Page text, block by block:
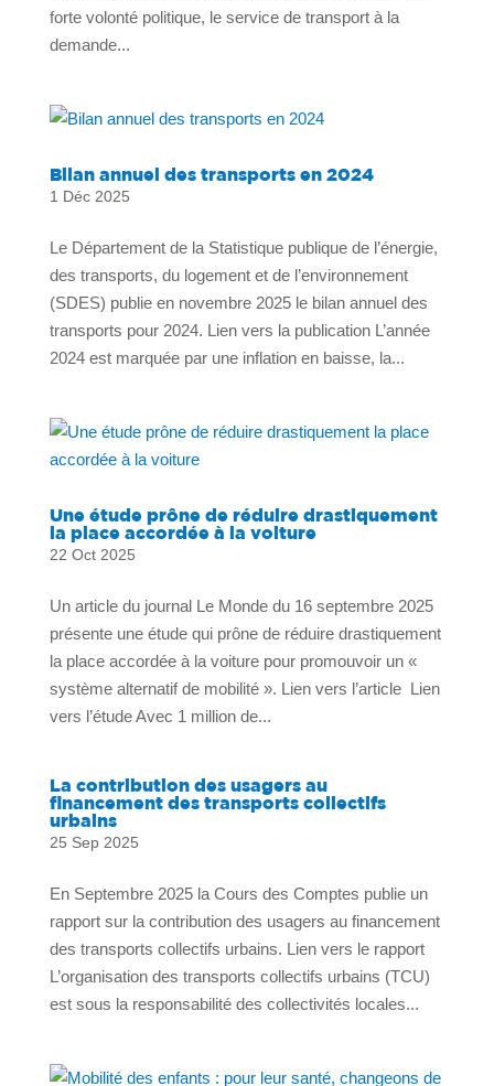
forte volonté politique, le service de transport à la
demande...
Bilan annuel des transports en 2024
1 Déc 2025
Le Département de la Statistique publique de l’énergie,
des transports, du logement et de l’environnement
(SDES) publie en novembre 2025 le bilan annuel des
transports pour 2024. Lien vers la publication L’année
2024 est marquée par une inflation en baisse, la...
Une étude prône de réduire drastiquement
la place accordée à la voiture
22 Oct 2025
Un article du journal Le Monde du 16 septembre 2025
présente une étude qui prône de réduire drastiquement
la place accordée à la voiture pour promouvoir un «
système alternatif de mobilité ». Lien vers l’article Lien
vers l’étude Avec 1 million de...
La contribution des usagers au
financement des transports collectifs
urbains
25 Sep 2025
En Septembre 2025 la Cours des Comptes publie un
rapport sur la contribution des usagers au financement
des transports collectifs urbains. Lien vers le rapport
L’organisation des transports collectifs urbains (TCU)
est sous la responsabilité des collectivités locales...